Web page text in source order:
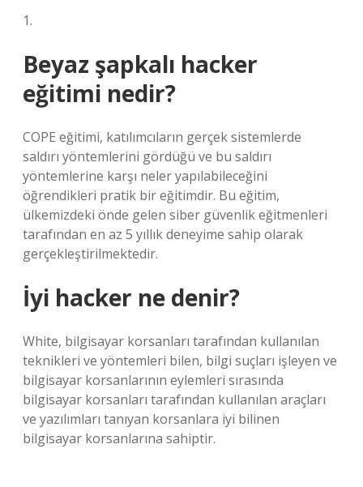
1.
Beyaz şapkalı hacker
eğitimi nedir?
COPE eğitimi, katılımcıların gerçek sistemlerde
saldırı yöntemlerini gördüğü ve bu saldırı
yöntemlerine karşı neler yapılabileceğini
öğrendikleri pratik bir eğitimdir. Bu eğitim,
ülkemizdeki önde gelen siber güvenlik eğitmenleri
tarafından en az 5 yıllık deneyime sahip olarak
gerçekleştirilmektedir.
İyi hacker ne denir?
White, bilgisayar korsanları tarafından kullanılan
teknikleri ve yöntemleri bilen, bilgi suçları işleyen ve
bilgisayar korsanlarının eylemleri sırasında
bilgisayar korsanları tarafından kullanılan araçları
ve yazılımları tanıyan korsanlara iyi bilinen
bilgisayar korsanlarına sahiptir.